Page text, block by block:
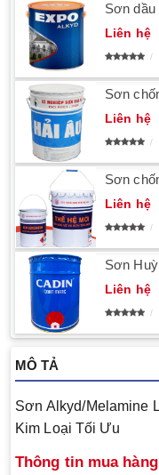
Sơn dầu
Liên hệ
Sơn
Liên hệ
Liên hệ
Sơn
Liên hệ
MÔ TẢ
Sơn Alkyd/Melamine
Kim Loại Tối Ưu
Thông tin mua hàng